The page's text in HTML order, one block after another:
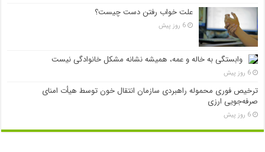
علت خواب رفتن دست چیست؟
6 روز پیش
وابستگی به خاله و عمه، همیشه نشانه مشکل خانوادگی نیست
6 روز پیش
ترخیص فوری محموله راهبردی سازمان انتقال خون توسط هیأت امنای
صرفه‌جویی ارزی
6 روز پیش